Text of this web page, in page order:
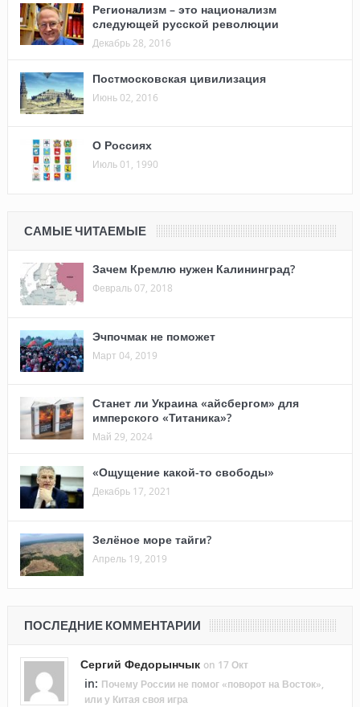
Регионализм – это национализм
следующей русской революции
Декабрь 28, 2016
Постмосковская цивилизация
Июнь 02, 2016
О Россиях
Июль 01, 1990
САМЫЕ ЧИТАЕМЫЕ
Зачем Кремлю нужен Калининград?
Февраль 07, 2018
Эчпочмак не поможет
Март 04, 2019
Станет ли Украина «айсбергом» для
имперского «Титаника»?
Май 29, 2024
«Ощущение какой-то свободы»
Декабрь 17, 2021
Зелёное море тайги?
Апрель 19, 2019
ПОСЛЕДНИЕ КОММЕНТАРИИ
Сергий Федорынчык on 17 Окт
in: Почему России не помог «поворот на Восток»,
или у Китая своя игра